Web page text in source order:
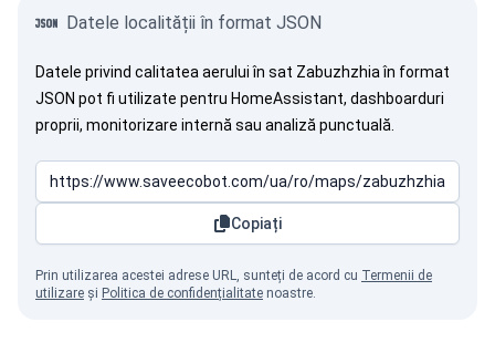
Datele localității în format JSON
Datele privind calitatea aerului în sat Zabuzhzhia în format
JSON pot fi utilizate pentru HomeAssistant, dashboarduri
proprii, monitorizare internă sau analiză punctuală.
Copiați
Prin utilizarea acestei adrese URL, sunteți de acord cu Termenii de
utilizare și Politica de confidențialitate noastre.